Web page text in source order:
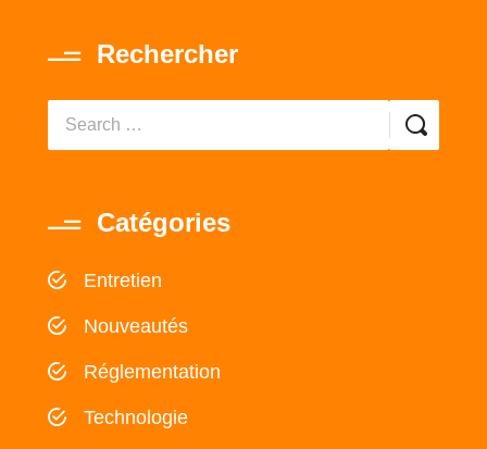
Rechercher
Catégories
Entretien
Nouveautés
Réglementation
Technologie